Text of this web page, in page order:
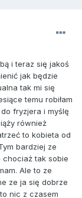
i teraz się jakoś
jak będzie
tak mi się
temu robiłam
fryzjera i myślę
również
to kobieta od
bardziej ze
chociaż tak sobie
Ale to ze
ze ja się dobrze
nic z czasem